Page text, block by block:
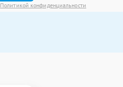
Политикой конфиденциальности